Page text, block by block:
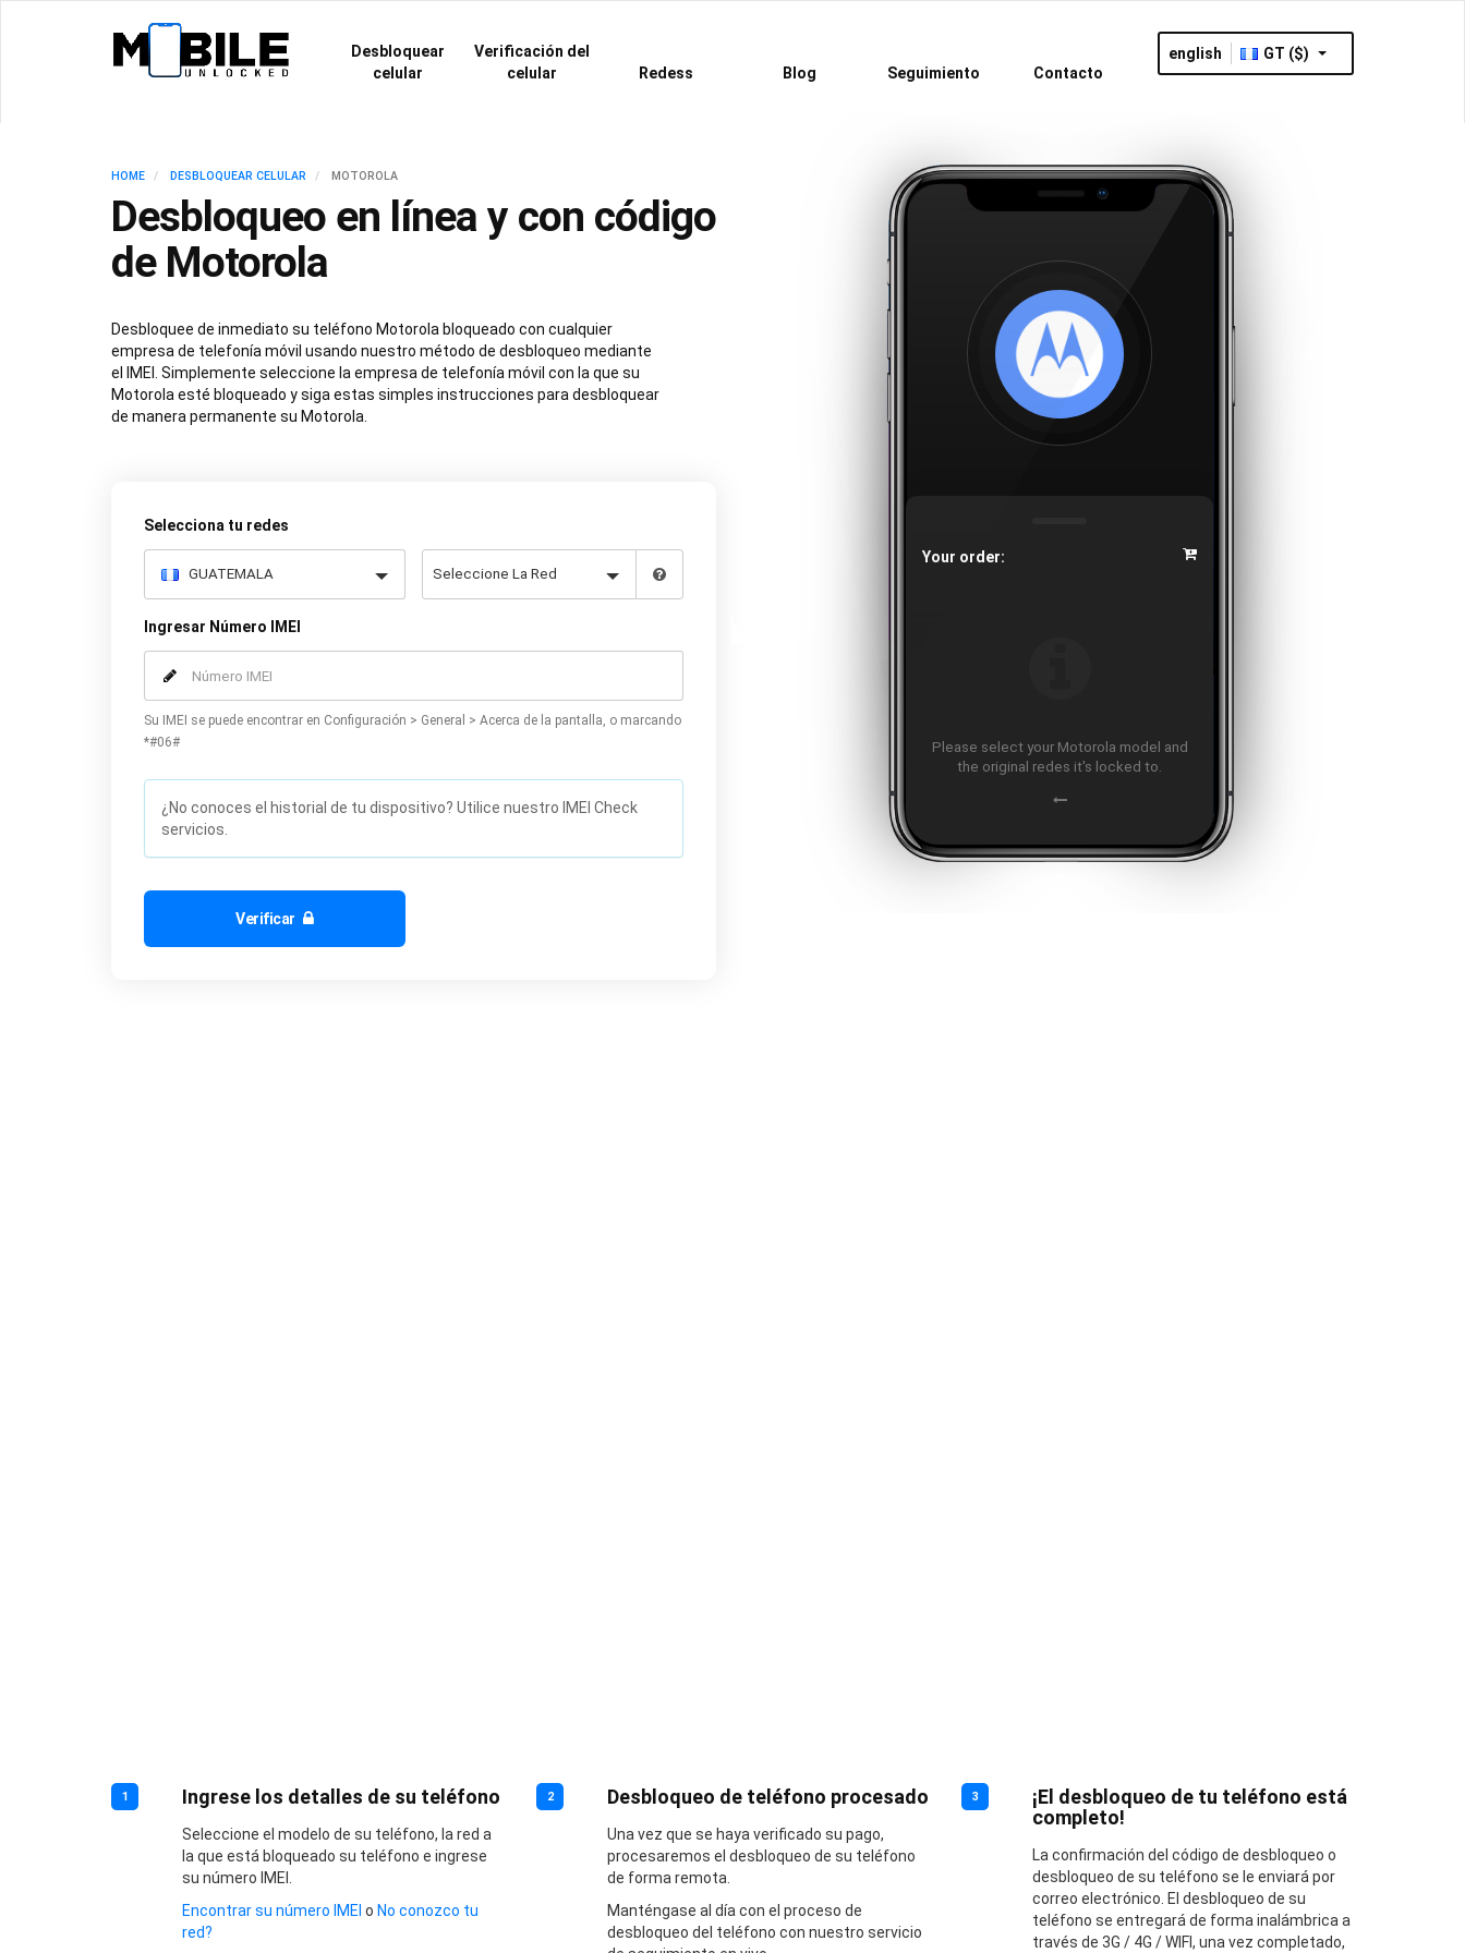
Desbloquear
celular
Verificación del
celular
Redess Blog Seguimiento Contacto
english GT ($)
HOME DESBLOQUEAR CELULAR MOTOROLA
Desbloqueo en línea y con código
de Motorola
Desbloquee de inmediato su teléfono Motorola bloqueado con cualquier
empresa de telefonía móvil usando nuestro método de desbloqueo mediante
el IMEI. Simplemente seleccione la empresa de telefonía móvil con la que su
Motorola esté bloqueado y siga estas simples instrucciones para desbloquear
de manera permanente su Motorola.
Selecciona tu redes
Ingresar Número IMEI
Su IMEI se puede encontrar en Configuración > General > Acerca de la pantalla, o marcando
*#06#
¿No conoces el historial de tu dispositivo? Utilice nuestro IMEI Check
servicios.
Verificar
Your order:
Please select your Motorola model and
the original redes it's locked to.
1 Ingrese los detalles de su teléfono
Seleccione el modelo de su teléfono, la red a
la que está bloqueado su teléfono e ingrese
su número IMEI.
Encontrar su número IMEI o No conozco tu
red?
2 Desbloqueo de teléfono procesado
Una vez que se haya verificado su pago,
procesaremos el desbloqueo de su teléfono
de forma remota.
Manténgase al día con el proceso de
desbloqueo del teléfono con nuestro servicio
3
¡El desbloqueo de tu teléfono está
completo!
La confirmación del código de desbloqueo o
desbloqueo de su teléfono se le enviará por
correo electrónico. El desbloqueo de su
teléfono se entregará de forma inalámbrica a
través de 3G / 4G / WIFI, una vez completado,